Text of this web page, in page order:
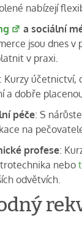
nabízejí
a sociální
jsou dnes
v praxi.
: Kurzy účetnictví,
a dobře
péče: S
na
profese:
nebo
odvětvích.